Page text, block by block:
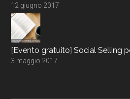
12 giugno 2017
[Evento gratuito] Social Selling
3 maggio 2017